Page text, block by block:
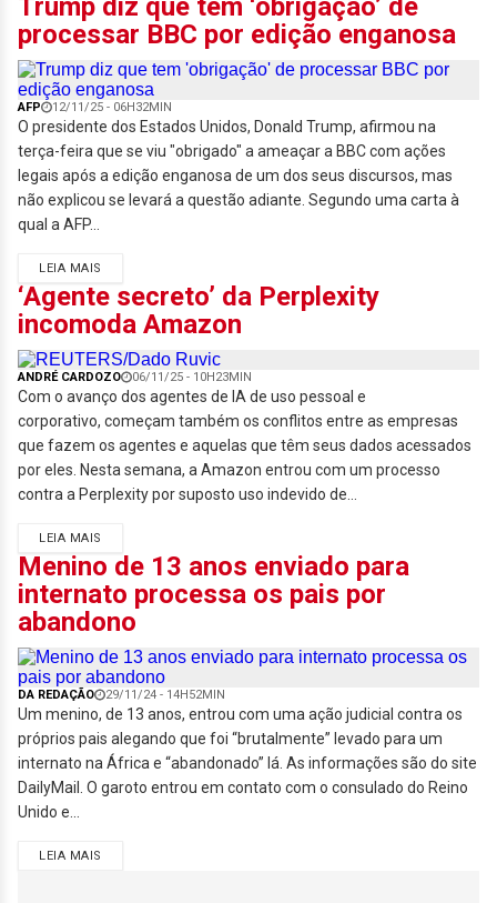
Trump diz que tem ‘obrigação’ de
processar BBC por edição enganosa
AFP 12/11/25 - 06H32MIN
O presidente dos Estados Unidos, Donald Trump, afirmou na
terça-feira que se viu "obrigado" a ameaçar a BBC com ações
legais após a edição enganosa de um dos seus discursos, mas
não explicou se levará a questão adiante. Segundo uma carta à
qual a AFP...
LEIA MAIS
‘Agente secreto’ da Perplexity
incomoda Amazon
ANDRÉ CARDOZO 06/11/25 - 10H23MIN
Com o avanço dos agentes de IA de uso pessoal e
corporativo, começam também os conflitos entre as empresas
que fazem os agentes e aquelas que têm seus dados acessados
por eles. Nesta semana, a Amazon entrou com um processo
contra a Perplexity por suposto uso indevido de...
LEIA MAIS
Menino de 13 anos enviado para
internato processa os pais por
abandono
DA REDAÇÃO 29/11/24 - 14H52MIN
Um menino, de 13 anos, entrou com uma ação judicial contra os
próprios pais alegando que foi “brutalmente” levado para um
internato na África e “abandonado” lá. As informações são do site
DailyMail. O garoto entrou em contato com o consulado do Reino
Unido e...
LEIA MAIS